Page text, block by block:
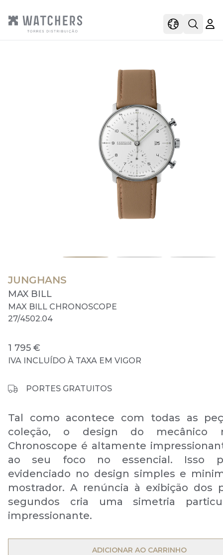
viewOpen
JUNGHANS
MAX BILL
MAX BILL CHRONOSCOPE
27/4502.04
1 795 €
IVA INCLUÍDO À TAXA EM VIGOR
PORTES GRATUITOS
Tal como acontece com todas as
coleção, o design do mecânico
Chronoscope é altamente
ao seu foco no essencial. Isso
evidenciado no design simples e
mostrador. A renúncia à exibição dos
segundos cria uma simetria
impressionante.
OPEN MENU
ADICIONAR AO CARRINHO